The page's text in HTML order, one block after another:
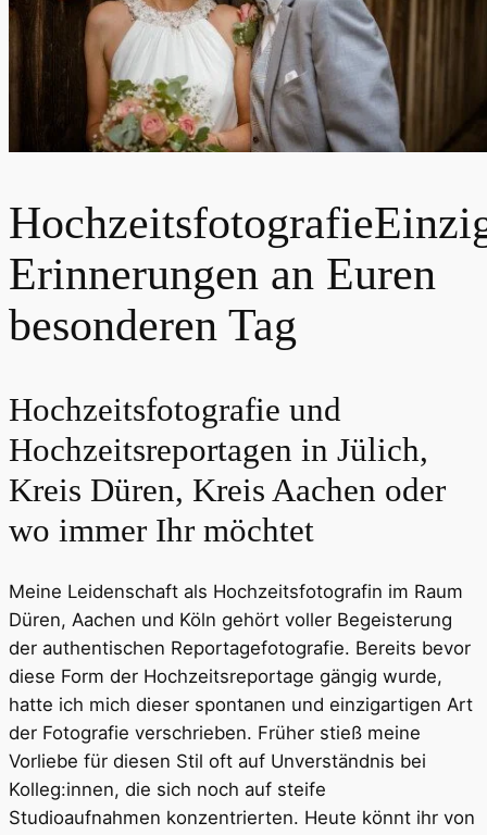
Hochzeitsfotografie
Erinnerungen an Euren
besonderen Tag
Hochzeitsfotografie und
Hochzeitsreportagen in Jülich,
Kreis Düren, Kreis Aachen oder
wo immer Ihr möchtet
Meine Leidenschaft als Hochzeitsfotografin im Raum
Düren, Aachen und Köln gehört voller Begeisterung
der authentischen Reportagefotografie. Bereits bevor
diese Form der Hochzeitsreportage gängig wurde,
hatte ich mich dieser spontanen und einzigartigen Art
der Fotografie verschrieben. Früher stieß meine
Vorliebe für diesen Stil oft auf Unverständnis bei
Kolleg:innen, die sich noch auf steife
Studioaufnahmen konzentrierten. Heute könnt ihr von